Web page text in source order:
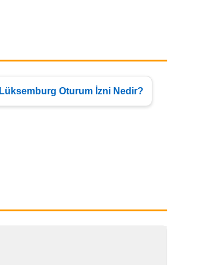
Lüksemburg Oturum İzni Nedir?